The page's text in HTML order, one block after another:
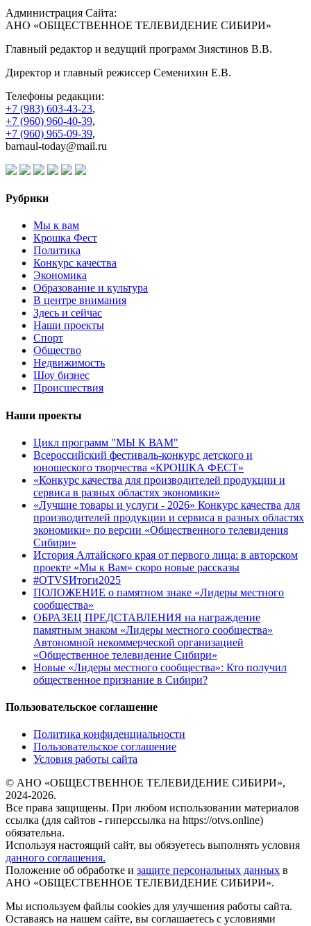
Администрация Сайта:
АНО «ОБЩЕСТВЕННОЕ ТЕЛЕВИДЕНИЕ СИБИРИ»
Главный редактор и ведущий программ Зиястинов В.В.
Директор и главный режиссер Семенихин Е.В.
Телефоны редакции:
+7 (983) 603-43-23,
+7 (960) 960-40-39,
+7 (960) 965-09-39,
barnaul-today@mail.ru
Рубрики
Мы к вам
Крошка Фест
Политика
Конкурс качества
Экономика
Образование и культура
В центре внимания
Здесь и сейчас
Наши проекты
Спорт
Общество
Недвижимость
Шоу бизнес
Происшествия
Наши проекты
Цикл программ "МЫ К ВАМ"
Всероссийский фестиваль-конкурс детского и
юношеского творчества «КРОШКА ФЕСТ»
«Конкурс качества для производителей продукции и
сервиса в разных областях экономики»
«Лучшие товары и услуги - 2026» Конкурс качества для
производителей продукции и сервиса в разных областях
экономики» по версии «Общественного телевидения
Сибири»
История Алтайского края от первого лица: в авторском
проекте «Мы к Вам» скоро новые рассказы
#OTVSИтоги2025
ПОЛОЖЕНИЕ о памятном знаке «Лидеры местного
сообщества»
ОБРАЗЕЦ ПРЕДСТАВЛЕНИЯ на награждение
памятным знаком «Лидеры местного сообщества»
Автономной некоммерческой организацией
«Общественное телевидение Сибири»
Новые «Лидеры местного сообщества»: Кто получил
общественное признание в Сибири?
Пользовательское соглашение
Политика конфиденциальности
Пользовательское соглашение
Условия работы сайта
© АНО «ОБЩЕСТВЕННОЕ ТЕЛЕВИДЕНИЕ СИБИРИ»,
2024-2026.
Все права защищены. При любом использовании материалов
ссылка (для сайтов - гиперссылка на https://otvs.online)
обязательна.
Используя настоящий сайт, вы обязуетесь выполнять условия
данного соглашения.
Положение об обработке и защите персональных данных в
АНО «ОБЩЕСТВЕННОЕ ТЕЛЕВИДЕНИЕ СИБИРИ».
Мы используем файлы cookies для улучшения работы сайта.
Оставаясь на нашем сайте, вы соглашаетесь с условиями